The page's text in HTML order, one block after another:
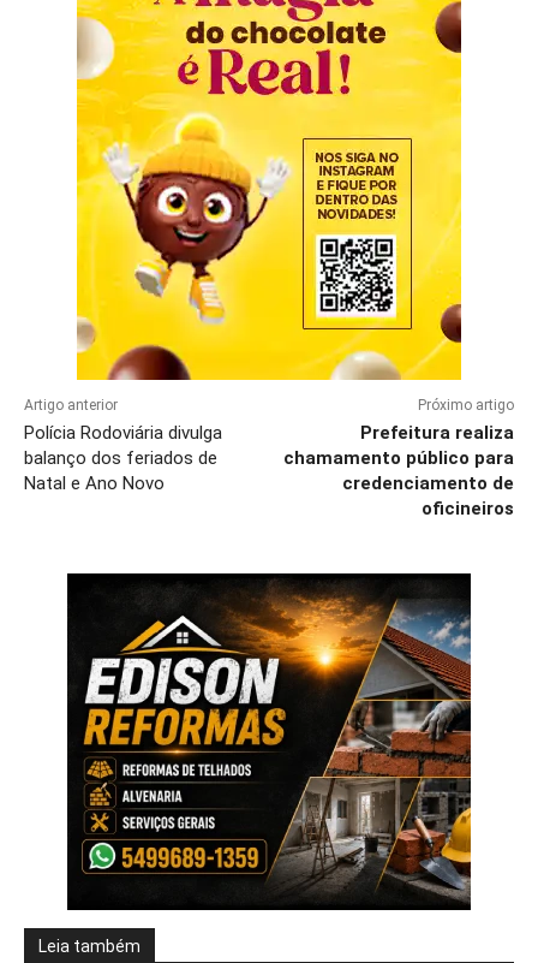
Artigo anterior
Polícia Rodoviária divulga
balanço dos feriados de
Natal e Ano Novo
Próximo artigo
Prefeitura realiza
chamamento público para
credenciamento de
oficineiros
Leia também